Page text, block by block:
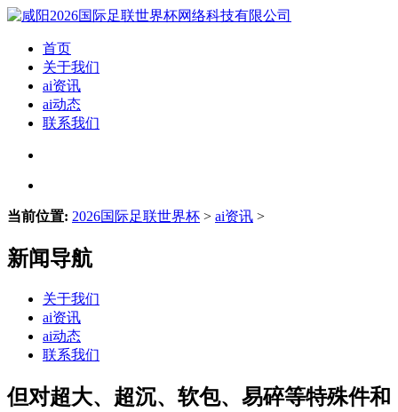
首页
关于我们
ai资讯
ai动态
联系我们
当前位置: 2026国际足联世界杯 > ai资讯 >
新闻导航
关于我们
ai资讯
ai动态
联系我们
但对超大、超沉、软包、易碎等特殊件和